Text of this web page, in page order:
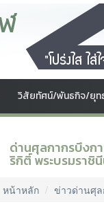
วิสัยทัศน์/พันธกิจ/ยุท
ด่านศุลกากรบึงก
ริกิติ์ พระบรมราชิ
หน้าหลัก ข่าวด่านศุล